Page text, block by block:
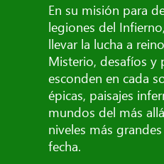
En su misión para
legiones del
llevar la lucha a
Misterio, desafíos y
esconden en cada
épicas, paisajes
mundos del más
niveles más
fecha.